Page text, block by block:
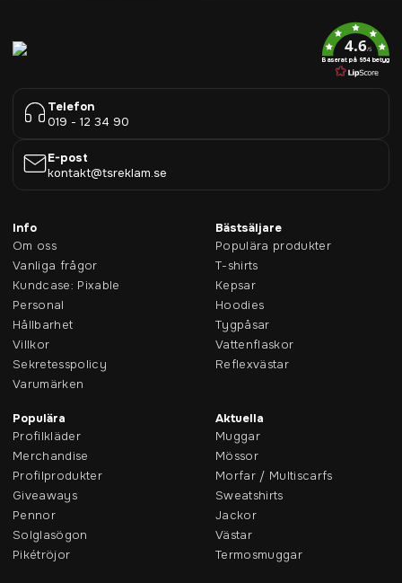
4.6/5
Baserat på 954 betyg
Telefon
019 - 12 34 90
E-post
kontakt@tsreklam.se
Info
Om oss
Vanliga frågor
Kundcase: Pixable
Personal
Hållbarhet
Villkor
Sekretesspolicy
Varumärken
Bästsäljare
Populära produkter
T-shirts
Kepsar
Hoodies
Tygpåsar
Vattenflaskor
Reflexvästar
Populära
Profilkläder
Merchandise
Profilprodukter
Giveaways
Pennor
Solglasögon
Pikétröjor
Aktuella
Muggar
Mössor
Morfar / Multiscarfs
Sweatshirts
Jackor
Västar
Termosmuggar